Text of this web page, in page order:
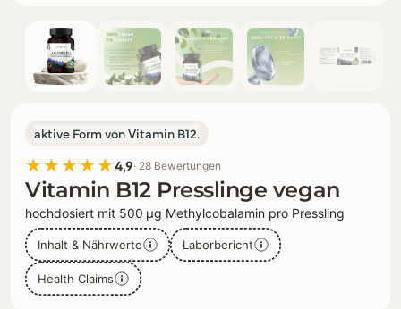
aktive Form von Vitamin B12.
★★★★★4,9· 28 Bewertungen
Vitamin B12 Presslinge vegan
hochdosiert mit 500 µg Methylcobalamin pro Pressling
Inhalt & Nährwerte Laborbericht
Health Claims